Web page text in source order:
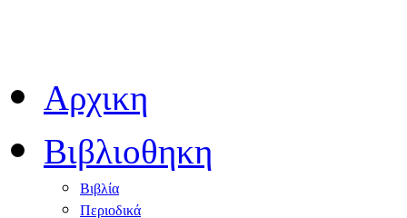
Αρχικη
Βιβλιοθηκη
Βιβλία
Περιοδικά